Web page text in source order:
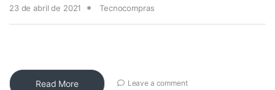
23 de abril de 2021
Tecnocompras
Read More Leave a comment